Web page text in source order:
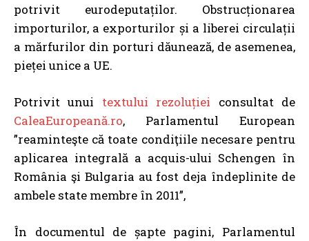
potrivit eurodeputaților. Obstrucționarea
importurilor, a exporturilor și a liberei circulații
a mărfurilor din porturi dăunează, de asemenea,
pieței unice a UE.
Potrivit unui textului rezoluției consultat de
CaleaEuropeană.ro, Parlamentul European
”reaminteşte că toate condiţiile necesare pentru
aplicarea integrală a acquis-ului Schengen în
România şi Bulgaria au fost deja îndeplinite de
ambele state membre în 2011”,
În documentul de șapte pagini, Parlamentul